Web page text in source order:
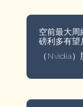
空前最大周
磅利多有望
（Nvidia